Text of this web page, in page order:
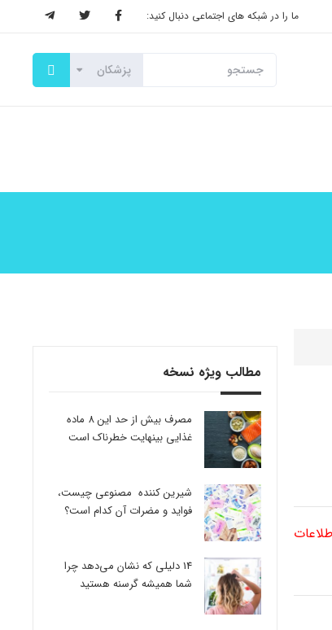
ما را در شبکه های اجتماعی دنبال کنید:
مطالب ویژه نسخه
مصرف بیش از حد این 8 ماده
غذایی بینهایت خطرناک است
شیرین کننده مصنوعی چیست،
فواید و مضرات آن کدام است؟
14 دلیلی که نشان می‌دهد چرا
شما همیشه گرسنه هستید